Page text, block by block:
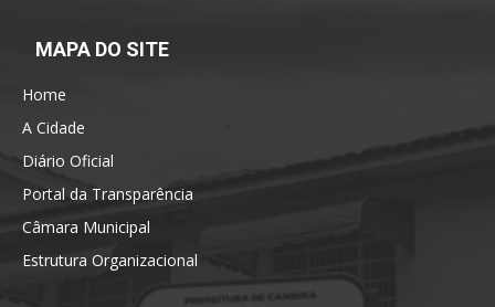
MAPA DO SITE
Home
A Cidade
Diário Oficial
Portal da Transparência
Câmara Municipal
Estrutura Organizacional